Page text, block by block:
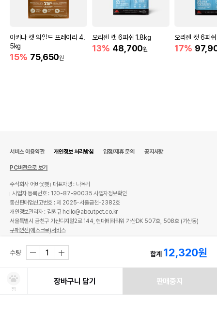
아카나 캣 와일드 프레이리 4.
5kg
15% 75,650원
오리젠 캣 6피쉬 1.8kg
13% 48,700원
오리젠 캣 6피
17%
수량 합계 12,320원
찜
장바구니 담기 판매중지
서비스 이용약관 개인정보 처리방침 입점/제휴 문의 공지사항
PC버전으로 보기
주식회사 어바웃펫
대표자명 : 나옥귀
사업자 등록번호 : 120-87-90035사업자정보확인
통신판매업신고번호 : 제 2025-서울금천-2382호
개인정보관리자 : 김원규 hello@aboutpet.co.kr
서울특별시 금천구 가산디지털2로 144, 현대테라타워 가산DK 507호, 508호 (가산동)
구매안전(에스크로)서비스